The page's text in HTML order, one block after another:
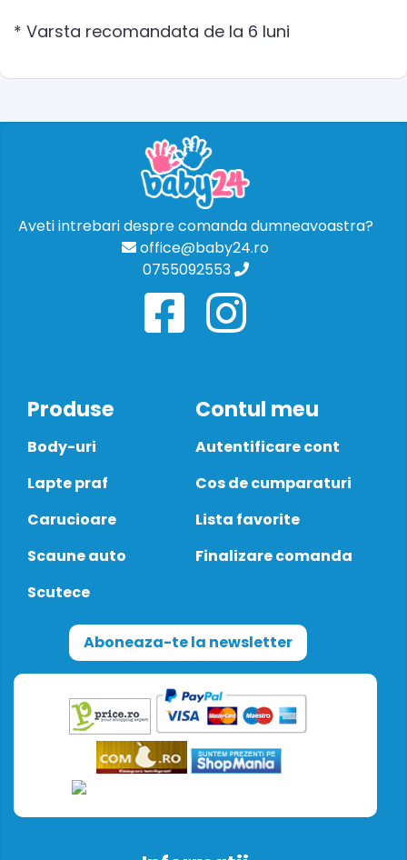
* Varsta recomandata de la 6 luni
Aveti intrebari despre comanda dumneavoastra?
office@baby24.ro
0755092553
Produse
Body-uri
Lapte praf
Carucioare
Scaune auto
Scutece
Contul meu
Autentificare cont
Cos de cumparaturi
Lista favorite
Finalizare comanda
Aboneaza-te la newsletter